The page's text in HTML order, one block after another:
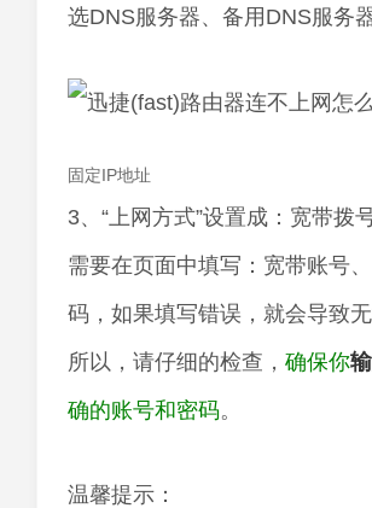
选DNS服务器、备用DNS服务器
固定IP地址
3、“上网方式”设置成：宽带拨
需要在页面中填写：宽带账号
码，如果填写错误，就会导致无
所以，请仔细的检查， 确保你
确的账号和密码。
温馨提示：